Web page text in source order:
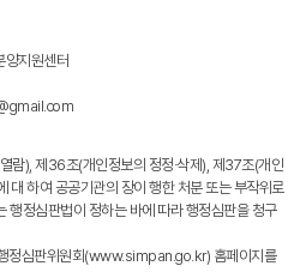
양지원센터
람), 제36조(개인정보의 정정·삭제), 제37조(개인
대 하여 공공기관의 장이 행한 처분 또는 부작위로
행정심판법이 정하는 바에 따라 행정심판을 청구
정심판위원회(www.simpan.go.kr) 홈페이지를